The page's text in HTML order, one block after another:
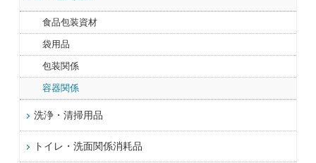
食品包装資材
袋用品
包装関係
容器関係
洗浄・清掃用品
トイレ・洗面関係消耗品